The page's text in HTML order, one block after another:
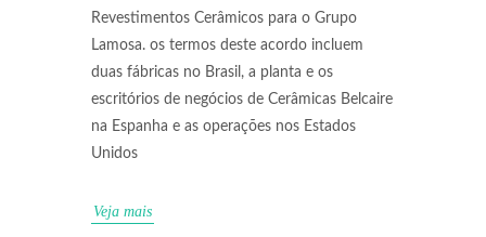
Revestimentos Cerâmicos para o Grupo
Lamosa. os termos deste acordo incluem
duas fábricas no Brasil, a planta e os
escritórios de negócios de Cerâmicas Belcaire
na Espanha e as operações nos Estados
Unidos
Veja mais